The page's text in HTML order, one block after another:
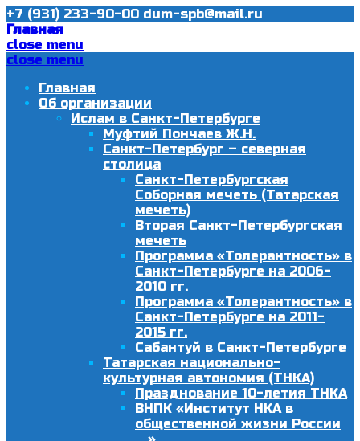
+7 (931) 233-90-00 dum-spb@mail.ru
Главная
close menu
close menu
Главная
Об организации
Ислам в Санкт-Петербурге
Муфтий Пончаев Ж.Н.
Санкт-Петербург – северная
столица
Санкт-Петербургская
Соборная мечеть (Татарская
мечеть)
Вторая Санкт-Петербургская
мечеть
Программа «Толерантность» в
Санкт-Петербурге на 2006-
2010 гг.
Программа «Толерантность» в
Санкт-Петербурге на 2011-
2015 гг.
Сабантуй в Санкт-Петербурге
Татарская национально-
культурная автономия (ТНКА)
Празднование 10-летия ТНКА
ВНПК «Институт НКА в
общественной жизни России